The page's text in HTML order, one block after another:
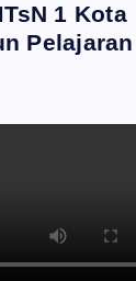
1 Kota
Pelajaran